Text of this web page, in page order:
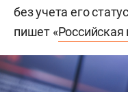
без учета его
пишет «Российская